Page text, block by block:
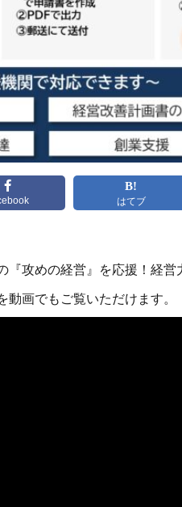
はてブ
『攻めの経営』を応援！経営
動画でもご覧いただけます。